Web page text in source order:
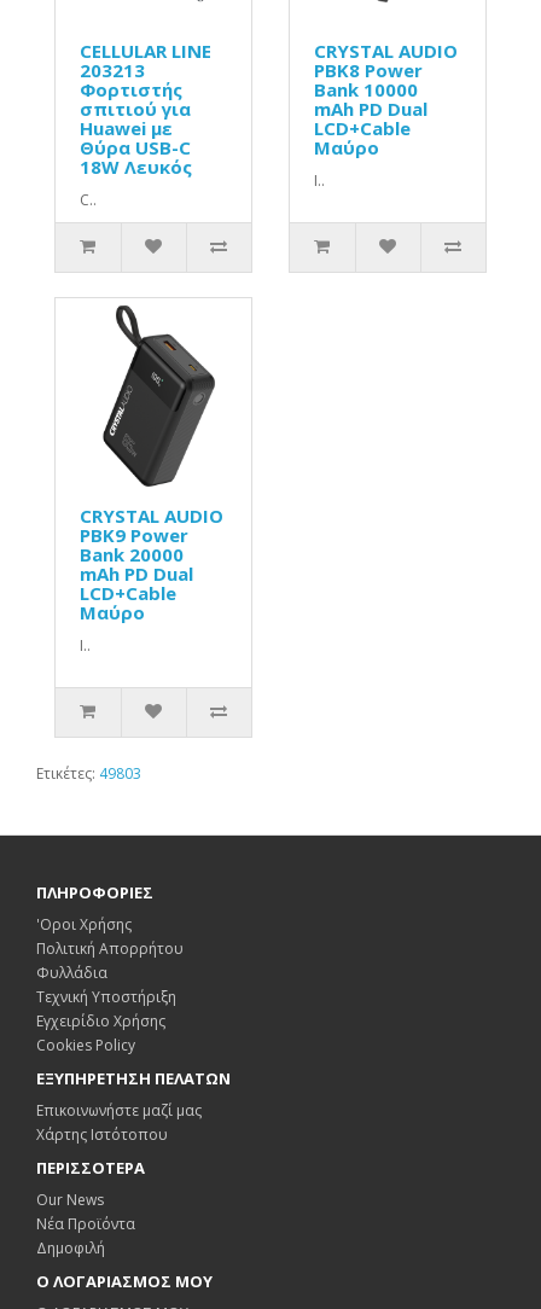
CELLULAR LINE
203213
Φορτιστής
σπιτιού για
Huawei με
Θύρα USB-C
18W Λευκός
C..
CRYSTAL AUDIO
PBK8 Power
Bank 10000
mAh PD Dual
LCD+Cable
Μαύρο
Ι..
CRYSTAL AUDIO
PBK9 Power
Bank 20000
mAh PD Dual
LCD+Cable
Μαύρο
Ι..
Ετικέτες: 49803
ΠΛΗΡΟΦΟΡΙΕΣ
'Οροι Χρήσης
Πολιτική Απορρήτου
Φυλλάδια
Τεχνική Υποστήριξη
Εγχειρίδιο Χρήσης
Cookies Policy
ΕΞΥΠΗΡΕΤΗΣΗ ΠΕΛΑΤΩΝ
Επικοινωνήστε μαζί μας
Χάρτης Ιστότοπου
ΠΕΡΙΣΣΟΤΕΡΑ
Our News
Νέα Προϊόντα
Δημοφιλή
Ο ΛΟΓΑΡΙΑΣΜΟΣ ΜΟΥ